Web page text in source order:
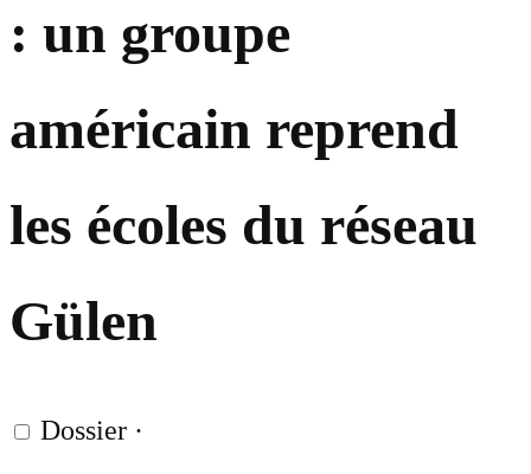
: un groupe
américain reprend
les écoles du réseau
Gülen
Dossier ·